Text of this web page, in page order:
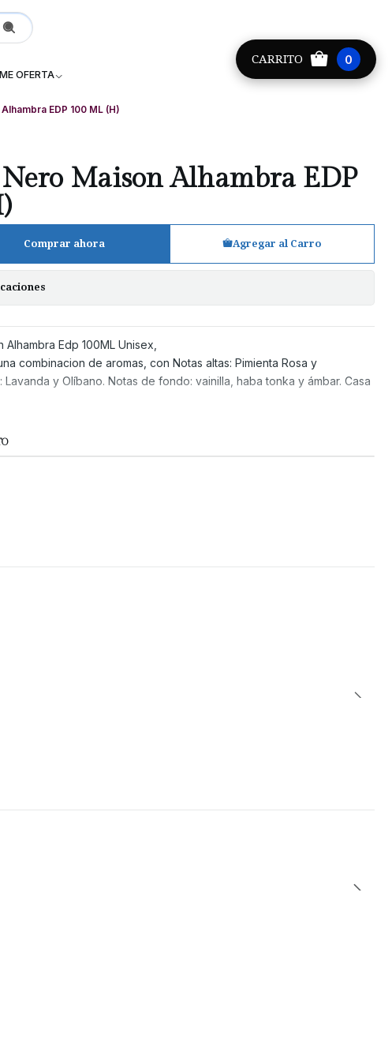
CARRITO 0
OFERTA
- Providencia +56 9 8881 9171
EDP 100 ML (H)
Maison Alhambra EDP
Agregar al Carro
Comprar ahora
Edp 100ML Unisex,
combinacion de aromas, con Notas altas: Pimienta Rosa y
Lavanda y Olíbano. Notas de fondo: vainilla, haba tonka y ámbar. Casa